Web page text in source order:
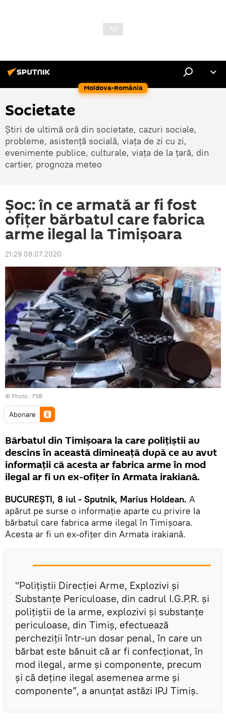
Moldova-România
Societate
Știri de ultimă oră din societate, cazuri sociale,
probleme, asistență socială, viața de zi cu zi,
evenimente publice, culturale, viața de la țară, din
cartier, prognoza meteo
Șoc: în ce armată ar fi fost
ofițer bărbatul care fabrica
arme ilegal la Timișoara
21:29 08.07.2020
© Photo : FSB
Abonare
Bărbatul din Timișoara la care polițiștii au
descins în această dimineață după ce au avut
informații că acesta ar fabrica arme în mod
ilegal ar fi un ex-ofițer în Armata irakiană.
BUCUREȘTI, 8 iul - Sputnik, Marius Holdean. A
apărut pe surse o informație aparte cu privire la
bărbatul care fabrica arme ilegal în Timișoara.
Acesta ar fi un ex-ofițer din Armata irakiană.
"Polițiștii Direcției Arme, Explozivi și
Substanțe Periculoase, din cadrul I.G.P.R. și
polițiștii de la arme, explozivi și substanțe
periculoase, din Timiș, efectuează
percheziții într-un dosar penal, în care un
bărbat este bănuit că ar fi confecționat, în
mod ilegal, arme și componente, precum
și că deține ilegal asemenea arme și
componente”, a anunțat astăzi IPJ Timiș.